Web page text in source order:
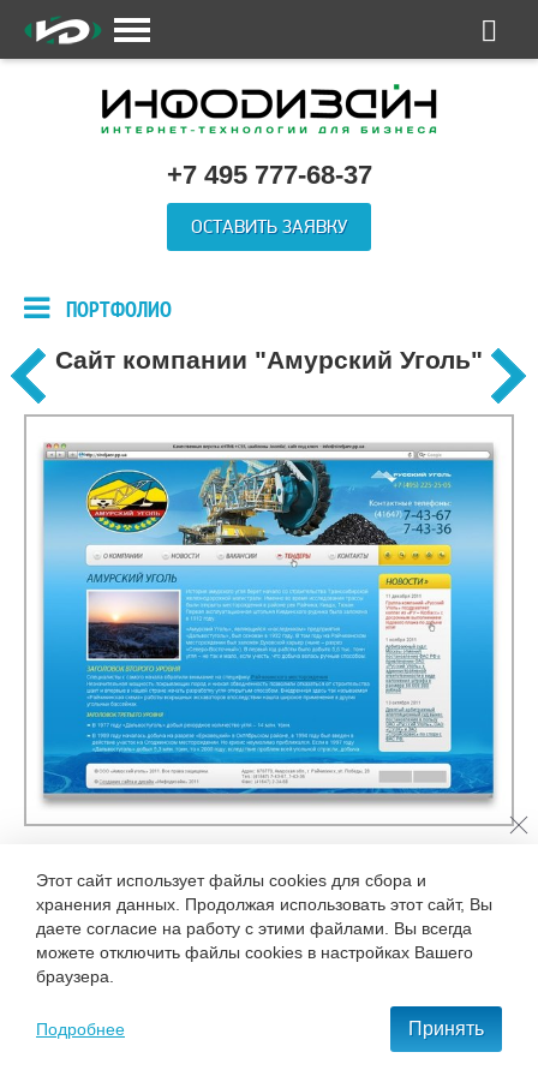
+7 495 777-68-37
ОСТАВИТЬ ЗАЯВКУ
ПОРТФОЛИО
Сайт компании "Амурский Уголь"
Этот сайт использует файлы cookies для сбора и
хранения данных. Продолжая использовать этот сайт, Вы
даете согласие на работу с этими файлами. Вы всегда
можете отключить файлы cookies в настройках Вашего
браузера.
Подробнее Принять